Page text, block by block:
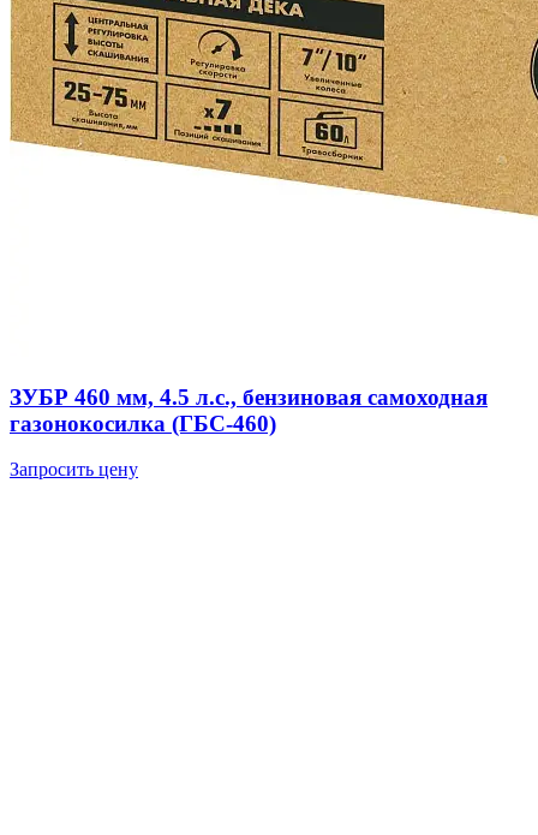
ЗУБР 460 мм, 4.5 л.с., бензиновая самоходная
газонокосилка (ГБС-460)
Запросить цену